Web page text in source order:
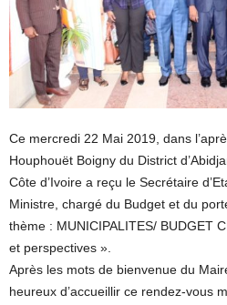
Ce mercredi 22 Mai 2019, dans
Houphouët Boigny du District
Côte d’Ivoire a reçu le Secrétaire
Ministre, chargé du Budget et du
thème : MUNICIPALITES/ BUDGET
et perspectives ».
Après les mots de bienvenue du
heureux d’accueillir ce rendez-vous